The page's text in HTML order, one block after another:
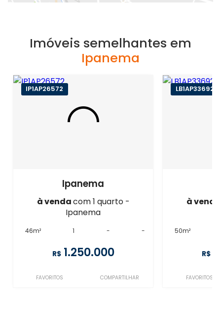
Imóveis semelhantes em
Ipanema
IP1AP26572
Ipanema
à vendacom 1 quarto -
Ipanema
46m² 1 - -
R$ 1.250.000
FAVORITOS COMPARTILHAR
LB1AP33692
à
50m²
R$
FAVORITOS